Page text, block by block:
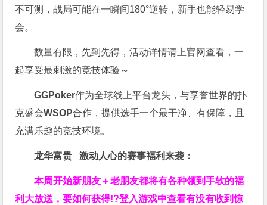
不可测，战局可能在一瞬间180°逆转，新手也能轻易学
会。
数量有限，先到先得，活动详情请上官网查看，一
起享受最刺激的竞技体验～
GGPoker作为全球线上平台龙头，与享誉世界的扑
克盛会WSOP合作，提供选手一个最干净、有保障，且
充满乐趣的竞技环境。
龙华富贵 激动人心的赛事福利来袭：
本周开始新朋友＋老朋友都将有各种领到手软的福
利大放送，要如何获得!?登入游戏中查看有没有收到惊